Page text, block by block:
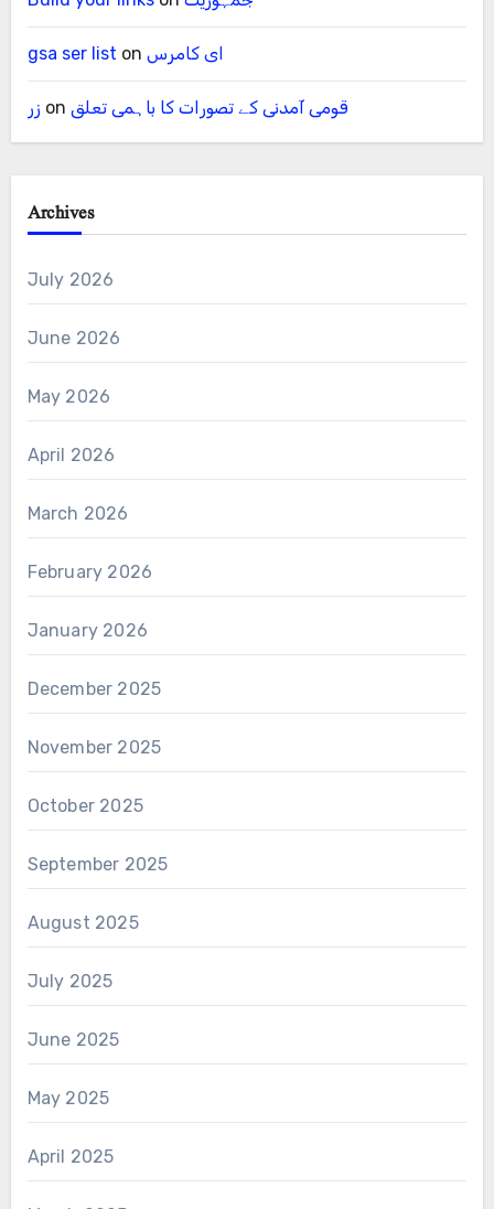
gsa ser list on ای کامرس
زر on قومی آمدنی کے تصورات کا باہمی تعلق
Archives
July 2026
June 2026
May 2026
April 2026
March 2026
February 2026
January 2026
December 2025
November 2025
October 2025
September 2025
August 2025
July 2025
June 2025
May 2025
April 2025